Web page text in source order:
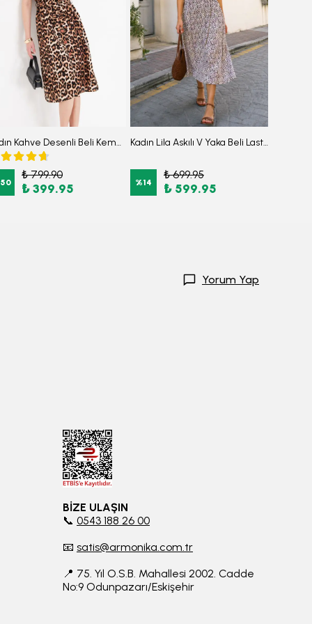
Kadın Kahve Desenli Beli Kemerli Kısa Kol Gömlek Elbise ARM-22Y001007
50
₺ 799.90
₺ 399.95
Kadın Lila Askılı V Yaka Beli Lastikli Midi Boy Desenli Kloş Elbise ARM-26Y001134
%14
₺ 699.95
₺ 599.95
Yorum Yap
BİZE ULAŞIN
📞 0543 188 26 00
📧 satis@armonika.com.tr
📍 75. Yıl O.S.B. Mahallesi 2002. Cadde
No:9 Odunpazarı/Eskişehir